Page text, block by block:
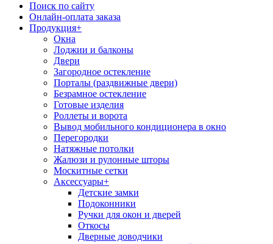
Поиск по сайту
Онлайн-оплата заказа
Продукция+
Окна
Лоджии и балконы
Двери
Загородное остекление
Порталы (раздвижные двери)
Безрамное остекление
Готовые изделия
Роллеты и ворота
Вывод мобильного кондиционера в окно
Перегородки
Натяжные потолки
Жалюзи и рулонные шторы
Москитные сетки
Аксессуары+
Детские замки
Подоконники
Ручки для окон и дверей
Откосы
Дверные доводчики